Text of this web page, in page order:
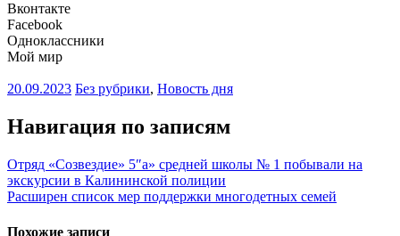
Вконтакте
Facebook
Одноклассники
Мой мир
20.09.2023 Без рубрики, Новость дня
Навигация по записям
Отряд «Созвездие» 5″а» средней школы № 1 побывали на
экскурсии в Калининской полиции
Расширен список мер поддержки многодетных семей
Похожие записи